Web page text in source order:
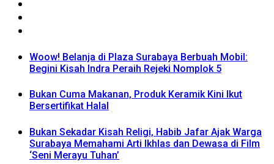
Woow! Belanja di Plaza Surabaya Berbuah Mobil:
Begini Kisah Indra Peraih Rejeki Nomplok 5
Bukan Cuma Makanan, Produk Keramik Kini Ikut
Bersertifikat Halal
Bukan Sekadar Kisah Religi, Habib Jafar Ajak Warga
Surabaya Memahami Arti Ikhlas dan Dewasa di Film
‘Seni Merayu Tuhan’